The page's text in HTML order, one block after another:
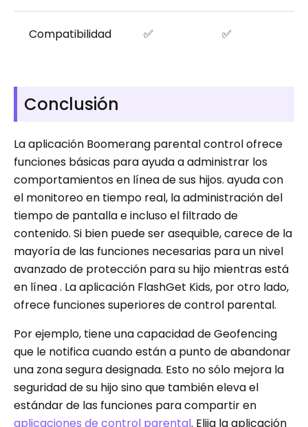
Compatibilidad ✅ ✅
Conclusión
La aplicación Boomerang parental control ofrece
funciones básicas para ayuda a administrar los
comportamientos en línea de sus hijos. ayuda con
el monitoreo en tiempo real, la administración del
tiempo de pantalla e incluso el filtrado de
contenido. Si bien puede ser asequible, carece de la
mayoría de las funciones necesarias para un nivel
avanzado de protección para su hijo mientras está
en línea . La aplicación FlashGet Kids, por otro lado,
ofrece funciones superiores de control parental.
Por ejemplo, tiene una capacidad de Geofencing
que le notifica cuando están a punto de abandonar
una zona segura designada. Esto no sólo mejora la
seguridad de su hijo sino que también eleva el
estándar de las funciones para compartir en
aplicaciones de control parental. Elija la aplicación